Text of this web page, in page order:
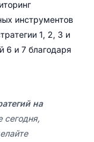
инструментов
1, 2, 3 и
6 и 7 благодаря
на